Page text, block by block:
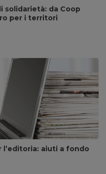
solidarietà: da Coop
per i territori
l’editoria: aiuti a fondo